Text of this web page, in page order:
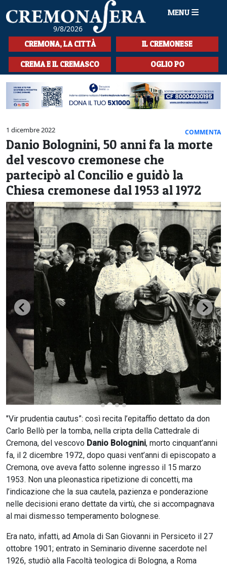
9/8/2026
MENU
HOME
CRONACA
SPORT
LA MUSICA
CULTURA
LA STORIA
SPETTACOLI
L'EDITORIALE
SEZIONI
CERCA
CREMONA, LA CITTÀ IL CREMONESE
CREMA E IL CREMASCO OGLIO PO
1 dicembre 2022 COMMENTA
Danio Bolognini, 50 anni fa la morte
del vescovo cremonese che
partecipò al Concilio e guidò la
Chiesa cremonese dal 1953 al 1972
"Vir prudentia cautus”: così recita l’epitaffio dettato da don
Carlo Bellò per la tomba, nella cripta della Cattedrale di
Cremona, del vescovo Danio Bolognini, morto cinquant’anni
fa, il 2 dicembre 1972, dopo quasi vent’anni di episcopato a
Cremona, ove aveva fatto solenne ingresso il 15 marzo
1953. Non una pleonastica ripetizione di concetti, ma
l’indicazione che la sua cautela, pazienza e ponderazione
nelle decisioni erano dettate da virtù, che si accompagnava
al mai dismesso temperamento bolognese.
Era nato, infatti, ad Amola di San Giovanni in Persiceto il 27
ottobre 1901; entrato in Seminario divenne sacerdote nel
1926, studiò alla Facoltà teologica di Bologna, a Roma